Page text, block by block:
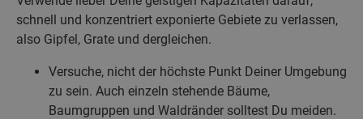
schnell und konzentriert exponierte Gebiete zu verlassen,
also Gipfel, Grate und dergleichen.
Versuche, nicht der höchste Punkt Deiner Umgebung
zu sein. Auch einzeln stehende Bäume,
Baumgruppen und Waldränder solltest Du meiden.